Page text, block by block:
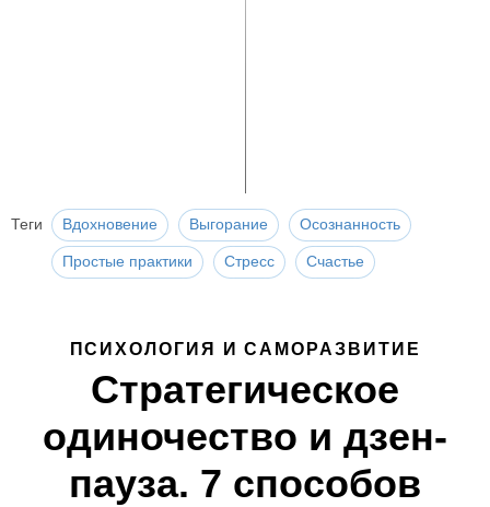
Теги Вдохновение Выгорание Осознанность
Простые практики Стресс Счастье
ПСИХОЛОГИЯ И САМОРАЗВИТИЕ
Стратегическое
одиночество и дзен-
пауза. 7 способов